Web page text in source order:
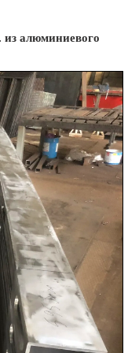
алюминиевого